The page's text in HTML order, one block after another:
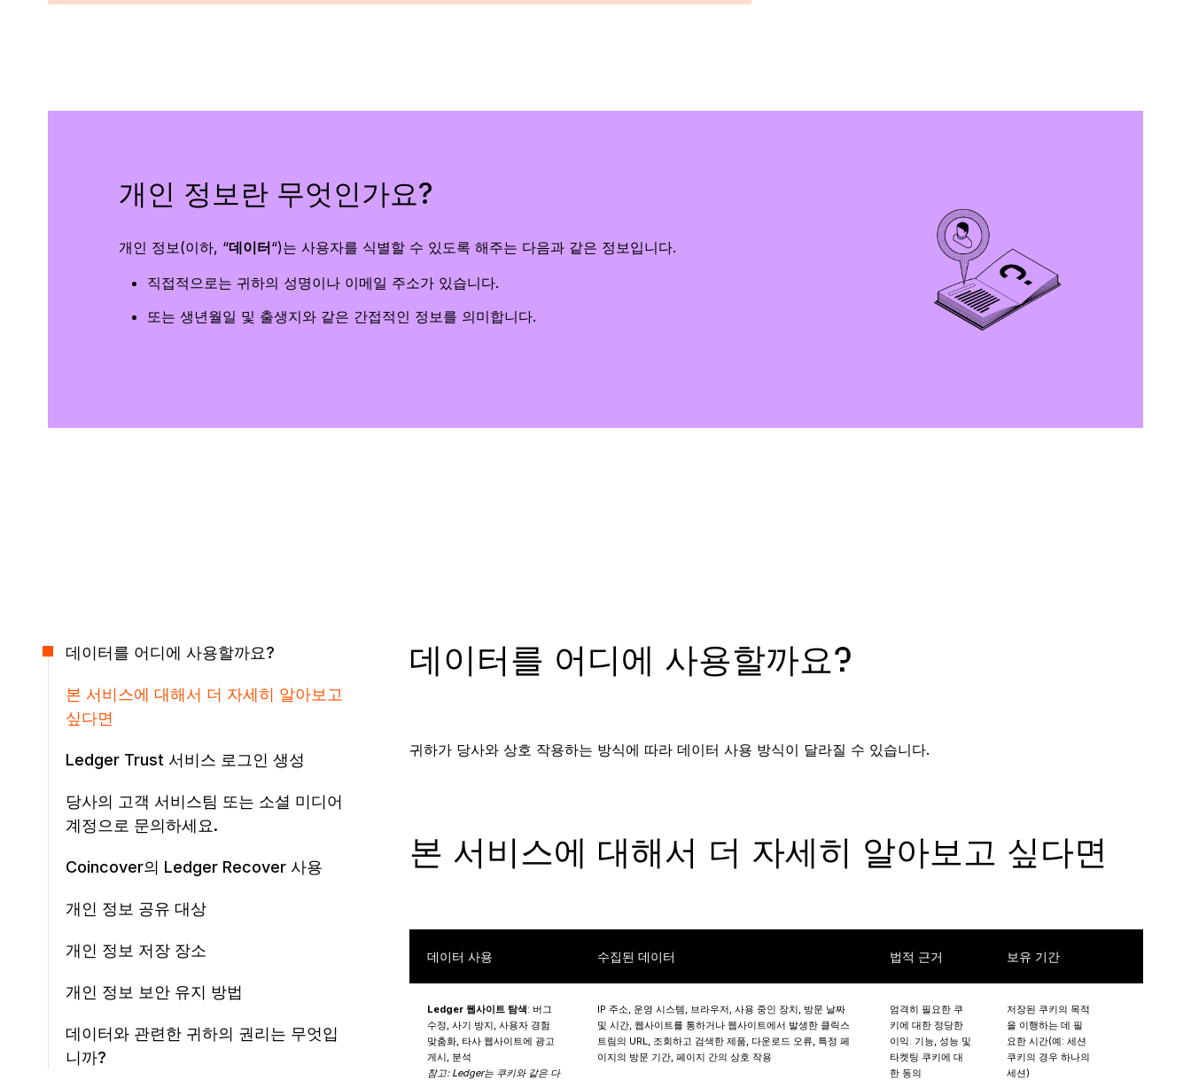
하드웨어 지갑
복구 솔루션
개인 정보란 무엇인가요?
개인 정보(이하, “데이터“)는 사용자를 식별할 수 있도록 해주는 다음과 같은 정보입니다.
직접적으로는 귀하의 성명이나 이메일 주소가 있습니다.
또는 생년월일 및 출생지와 같은 간접적인 정보를 의미합니다.
데이터를 어디에 사용할까요?
본 서비스에 대해서 더 자세히 알아보고
싶다면
Ledger Trust 서비스 로그인 생성
당사의 고객 서비스팀 또는 소셜 미디어
계정으로 문의하세요.
Coincover의 Ledger Recover 사용
개인 정보 공유 대상
개인 정보 저장 장소
개인 정보 보안 유지 방법
데이터와 관련한 귀하의 권리는 무엇입
니까?
데이터를 어디에 사용할까요?
귀하가 당사와 상호 작용하는 방식에 따라 데이터 사용 방식이 달라질 수 있습니다.
본 서비스에 대해서 더 자세히 알아보고 싶다면
데이터 사용 수집된 데이터 법적 근거 보유 기간
Ledger 웹사이트 탐색: 버그
수정, 사기 방지, 사용자 경험
맞춤화, 타사 웹사이트에 광고
게시, 분석
참고: Ledger는 쿠키와 같은 다
IP 주소, 운영 시스템, 브라우저, 사용 중인 장치, 방문 날짜
및 시간, 웹사이트를 통하거나 웹사이트에서 발생한 클릭스
트림의 URL, 조회하고 검색한 제품, 다운로드 오류, 특정 페
이지의 방문 기간, 페이지 간의 상호 작용
엄격히 필요한 쿠
키에 대한 정당한
이익. 기능, 성능 및
타켓팅 쿠키에 대
한 동의
저장된 쿠키의 목적
을 이행하는 데 필
요한 시간(예: 세션
쿠키의 경우 하나의
세션)